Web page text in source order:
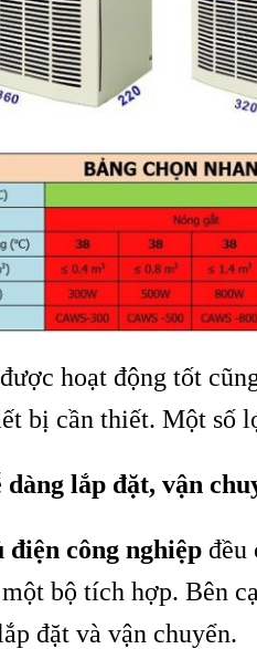
hoạt động tốt
bị cần thiết. Một số
lắp đặt, vận
công nghiệp đều
bộ tích hợp. Bên
đặt và vận chuyển.